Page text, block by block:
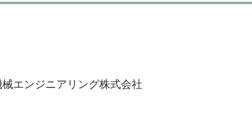
エンジニアリング株式会社